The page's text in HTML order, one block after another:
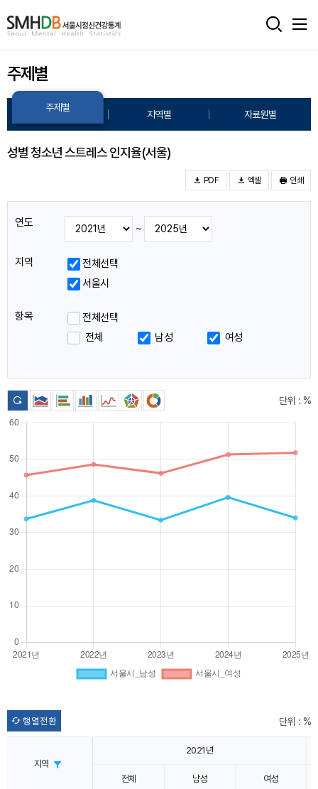
서
울
시
정
신
건
통
계
홈
로
주제별
주제별
지역별 자료원별
성별 청소년 스트레스 인지율(서울)
PDF 엑셀 인쇄
연도 ~
지역
전체선택
서울시
항목
전체선택
전체
남성 여성
단위 : %
행열전환 단위 : %
지역
2021년
전체 남성 여성